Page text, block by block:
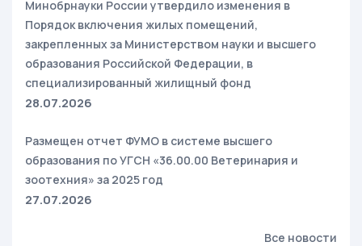
Минобрнауки России утвердило изменения в
Порядок включения жилых помещений,
закрепленных за Министерством науки и высшего
образования Российской Федерации, в
специализированный жилищный фонд
28.07.2026
Размещен отчет ФУМО в системе высшего
образования по УГСН «36.00.00 Ветеринария и
зоотехния» за 2025 год
27.07.2026
Все новости